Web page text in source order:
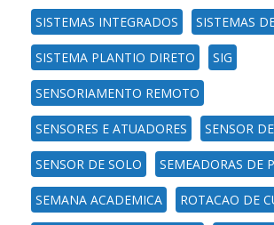
SISTEMAS INTEGRADOS SISTEMAS
SISTEMA PLANTIO DIRETO SIG
SENSORIAMENTO REMOTO
SENSORES E ATUADORES SENSOR
SENSOR DE SOLO SEMEADORAS DE
SEMANA ACADEMICA ROTACAO DE